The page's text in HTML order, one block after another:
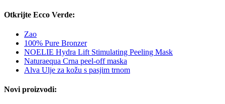
Otkrijte Ecco Verde:
Zao
100% Pure Bronzer
NOELIE Hydra Lift Stimulating Peeling Mask
Naturaequa Crna peel-off maska
Alva Ulje za kožu s pasjim trnom
Novi proizvodi: